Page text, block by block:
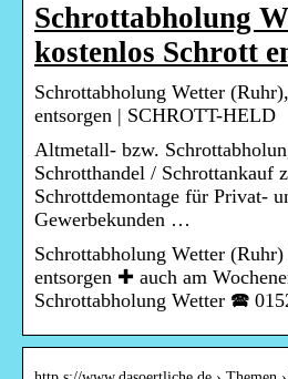
Schrottabholung
kostenlos Schrott
Schrottabholung Wetter
entsorgen | SCHROTT-HELD
Altmetall- bzw.
Schrotthandel / Schrottankauf
Schrottdemontage für Privat-
Gewerbekunden …
Schrottabholung Wetter
entsorgen ✚ auch am
Schrottabholung Wetter 🕿